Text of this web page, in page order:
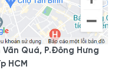
Quá, P.Đông Hưng
HCM